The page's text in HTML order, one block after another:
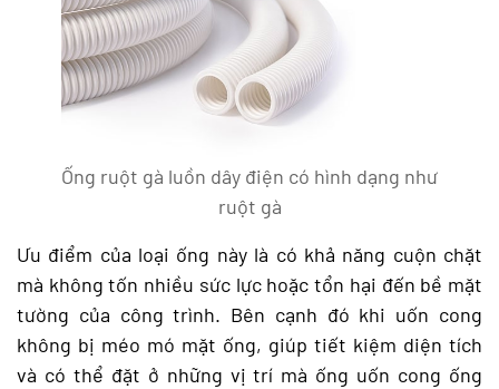
Ống ruột gà luồn dây điện có hình dạng như
ruột gà
Ưu điểm của loại ống này là có khả năng cuộn chặt
mà không tốn nhiều sức lực hoặc tổn hại đến bề mặt
tường của công trình. Bên cạnh đó khi uốn cong
không bị méo mó mặt ống, giúp tiết kiệm diện tích
và có thể đặt ở những vị trí mà ống uốn cong ống